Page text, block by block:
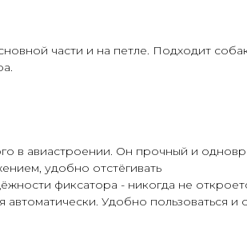
части и на петле. Подходит
в авиастроении. Он прочный и
удобно отстёгивать
фиксатора - никогда не
Удобно пользоваться и